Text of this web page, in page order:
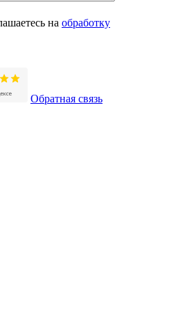
на обработку
Обратная связь